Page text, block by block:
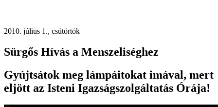
2010. július 1., csütörtök
Sürgős Hívás a Menszeliséghez
Gyújtsátok meg lámpáitokat imával, mert
eljött az Isteni Igazságszolgáltatás Órája!